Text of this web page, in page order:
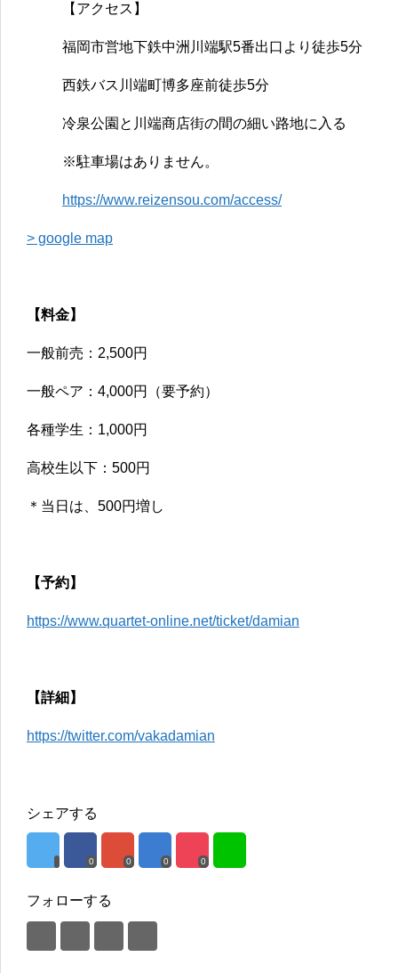
【アクセス】
福岡市営地下鉄中洲川端駅5番出口より徒歩5分
西鉄バス川端町博多座前徒歩5分
冷泉公園と川端商店街の間の細い路地に入る
※駐車場はありません。
https://www.reizensou.com/access/
> google map
【料金】
一般前売：2,500円
一般ペア：4,000円（要予約）
各種学生：1,000円
高校生以下：500円
＊当日は、500円増し
【予約】
https://www.quartet-online.net/ticket/damian
【詳細】
https://twitter.com/vakadamian
シェアする
0 0 0 0
フォローする